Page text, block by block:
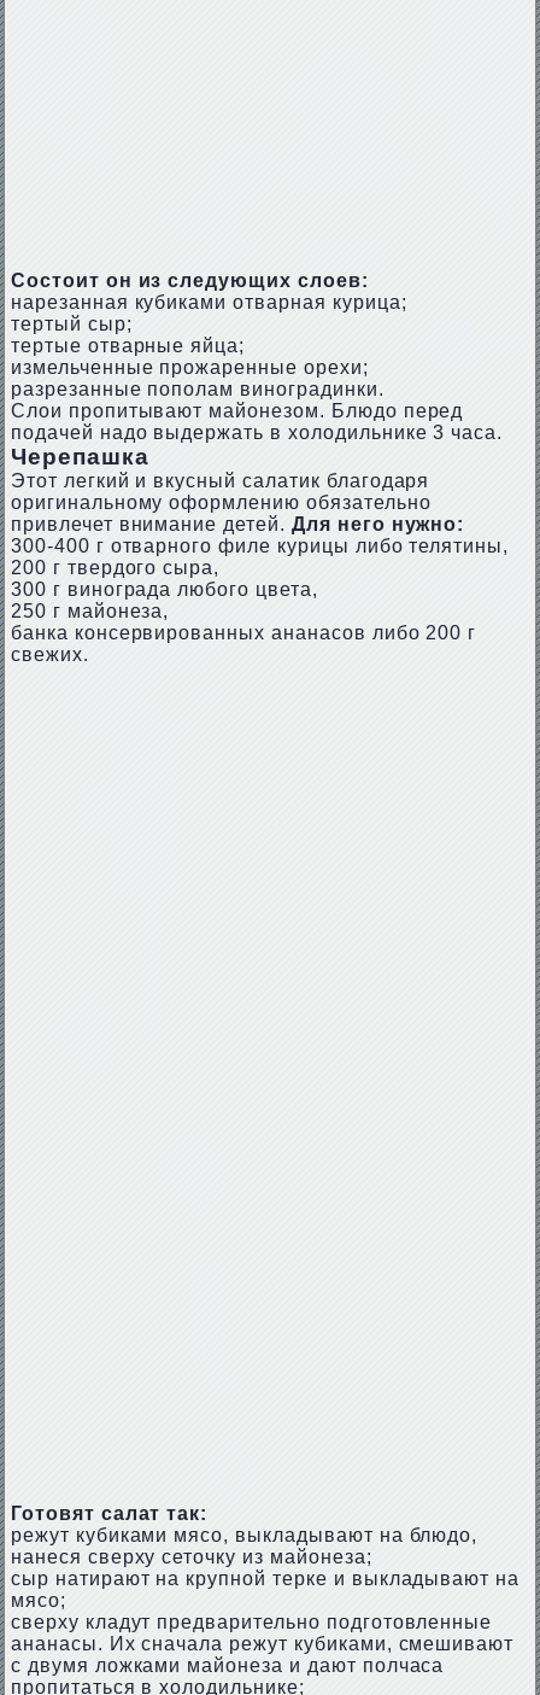
Состоит он из следующих слоев:
нарезанная кубиками отварная курица;
тертый сыр;
тертые отварные яйца;
измельченные прожаренные орехи;
разрезанные пополам виноградинки.
Слои пропитывают майонезом. Блюдо перед
подачей надо выдержать в холодильнике 3 часа.
Черепашка
Этот легкий и вкусный салатик благодаря
оригинальному оформлению обязательно
привлечет внимание детей. Для него нужно:
300-400 г отварного филе курицы либо телятины,
200 г твердого сыра,
300 г винограда любого цвета,
250 г майонеза,
банка консервированных ананасов либо 200 г
свежих.
Готовят салат так:
режут кубиками мясо, выкладывают на блюдо,
нанеся сверху сеточку из майонеза;
сыр натирают на крупной терке и выкладывают на
мясо;
сверху кладут предварительно подготовленные
ананасы. Их сначала режут кубиками, смешивают
с двумя ложками майонеза и дают полчаса
пропитаться в холодильнике;